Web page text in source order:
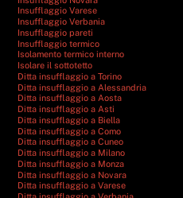
Insufflaggio Varese
Insufflaggio Verbania
Insufflaggio pareti
Insufflaggio termico
Isolamento termico interno
Isolare il sottotetto
Ditta insufflaggio a Torino
Ditta insufflaggio a Alessandria
Ditta insufflaggio a Aosta
Ditta insufflaggio a Asti
Ditta insufflaggio a Biella
Ditta insufflaggio a Como
Ditta insufflaggio a Cuneo
Ditta insufflaggio a Milano
Ditta insufflaggio a Monza
Ditta insufflaggio a Novara
Ditta insufflaggio a Varese